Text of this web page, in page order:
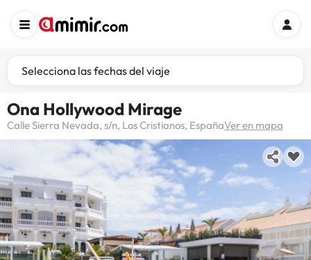
Selecciona las fechas del viaje
Ona Hollywood Mirage
Calle Sierra Nevada, s/n, Los Cristianos, EspañaVer en mapa